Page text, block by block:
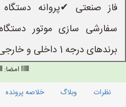
سفارشی سازی موتور
برندهای درجه 1 داخلی و خارجی)
امضا:
نظرات
وبلاگ خلاصه پرونده